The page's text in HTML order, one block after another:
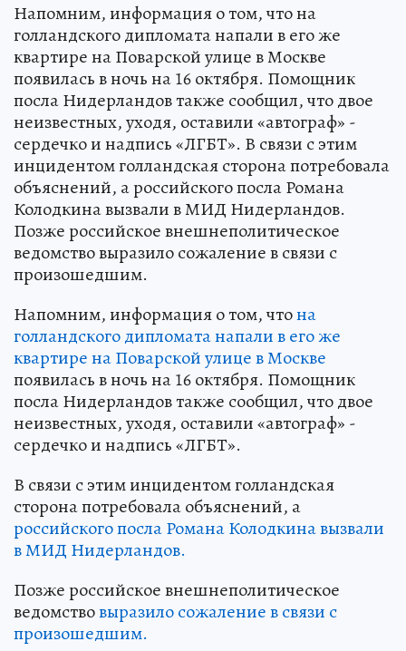
Напомним, информация о том, что на
голландского дипломата напали в его же
квартире на Поварской улице в Москве
появилась в ночь на 16 октября. Помощник
посла Нидерландов также сообщил, что двое
неизвестных, уходя, оставили «автограф» -
сердечко и надпись «ЛГБТ». В связи с этим
инцидентом голландская сторона потребовала
объяснений, а российского посла Романа
Колодкина вызвали в МИД Нидерландов.
Позже российское внешнеполитическое
ведомство выразило сожаление в связи с
произошедшим.
Напомним, информация о том, чтона
голландского дипломата напали в его же
квартире на Поварской улице в Москве
появилась в ночь на 16 октября. Помощник
посла Нидерландов также сообщил, что двое
неизвестных, уходя, оставили «автограф» -
сердечко и надпись «ЛГБТ».
В связи с этим инцидентом голландская
сторона потребовала объяснений, а
российского посла Романа Колодкина вызвали
в МИД Нидерландов.
Позже российское внешнеполитическое
ведомствовыразило сожаление в связи с
произошедшим.